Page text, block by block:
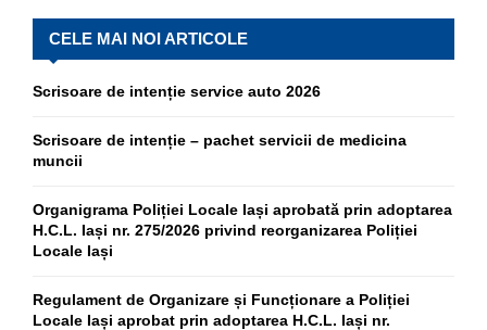
CELE MAI NOI ARTICOLE
Scrisoare de intenție service auto 2026
Scrisoare de intenție – pachet servicii de medicina
muncii
Organigrama Poliției Locale Iași aprobată prin adoptarea
H.C.L. Iași nr. 275/2026 privind reorganizarea Poliției
Locale Iași
Regulament de Organizare și Funcționare a Poliției
Locale Iași aprobat prin adoptarea H.C.L. Iași nr.